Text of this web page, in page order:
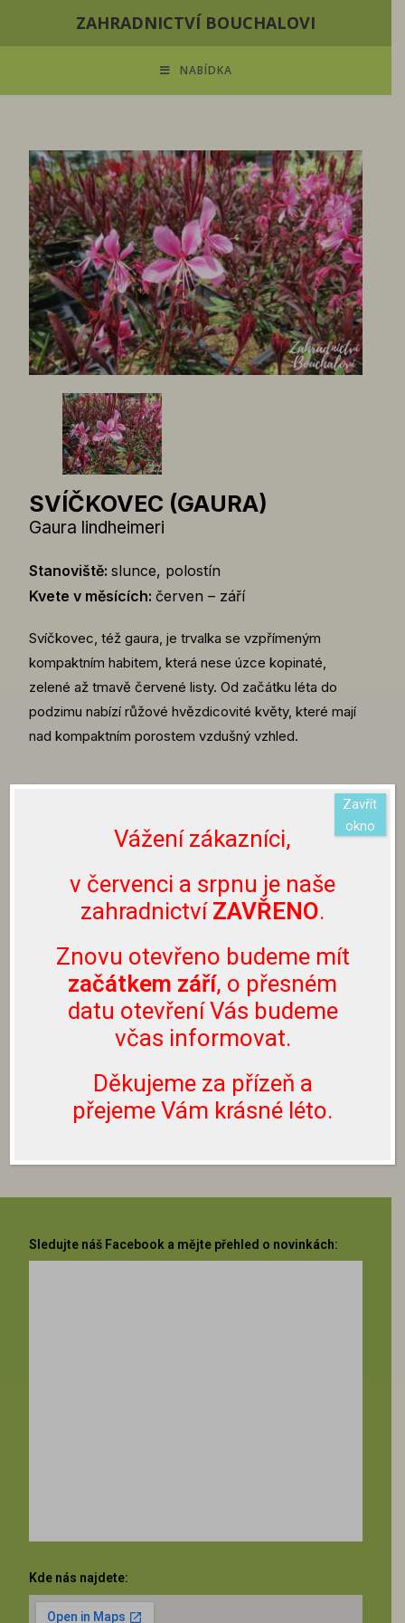
ZAHRADNICTVÍ BOUCHALOVI
NABÍDKA
SVÍČKOVEC (GAURA)
Gaura lindheimeri
Stanoviště: slunce, polostín
Kvete v měsících: červen – září
Svíčkovec, též gaura, je trvalka se vzpřímeným
kompaktním habitem, která nese úzce kopinaté,
zelené až tmavě červené listy. Od začátku léta do
podzimu nabízí růžové hvězdicovité květy, které mají
nad kompaktním porostem vzdušný vzhled.
na emailu info@zahradnictvibouchalovi.cz nebo
Nevolejte prosím na naše telefonní číslo, neslouží
k těmto účelům.
Rostliny lze zakoupit pouze přímo u nás v
zahradnictví, nezasíláme je.
ZPĚT NA SORTIMENT
Sledujte náš Facebook a mějte přehled o novinkách:
Kde nás najdete:
Vážení zákazníci,
v červenci a srpnu je naše
zahradnictví ZAVŘENO.
Znovu otevřeno budeme mít
začátkem září, o přesném
datu otevření Vás budeme
včas informovat.
Děkujeme za přízeň a
přejeme Vám krásné léto.
Zavřít
okno